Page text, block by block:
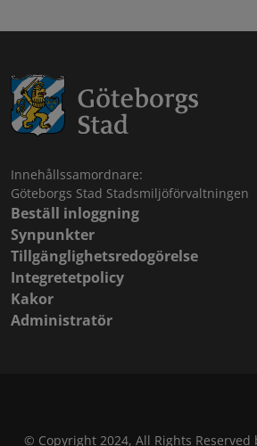
Innehållssamordnare:
Göteborgs Stad Stadsmiljöförvaltningen
Beställ inloggning
Synpunkter
Tillgänglighetsredogörelse
Integretetpolicy
Kakor
Administratör
© Copyright 2024, All Rights Reserved